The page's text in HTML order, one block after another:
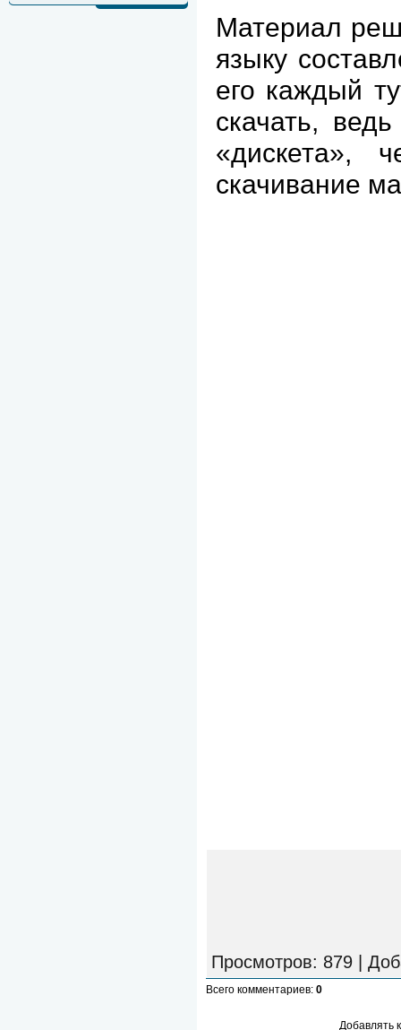
Материал
языку
его каждый
скачать,
«дискета»,
скачивание
Просмотров: 879 |
Всего комментариев: 0
Добавлять